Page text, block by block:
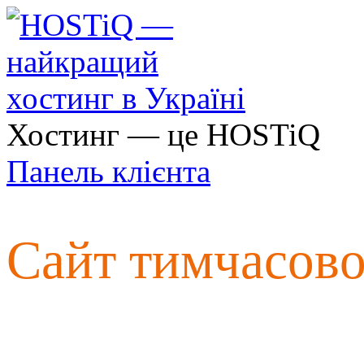
Хостинг — це HOSTiQ
Панель клієнта
Сайт